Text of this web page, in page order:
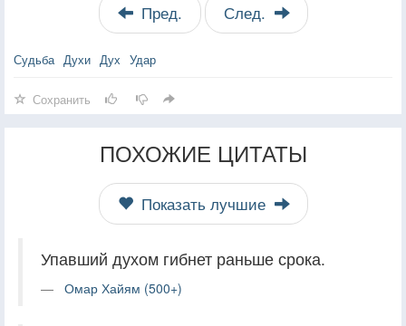
Пред. След.
Судьба Духи Дух Удар
Сохранить
ПОХОЖИЕ ЦИТАТЫ
Показать лучшие
Упавший духом гибнет раньше срока.
Омар Хайям (500+)